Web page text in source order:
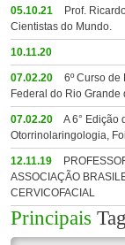
05.10.21
Prof.
Cientistas do Mundo.
10.11.20
07.02.20
6º Curso
Federal do Rio Grande
07.02.20
A 6° Edição
Otorrinolaringologia,
12.11.19
ASSOCIAÇÃO
CERVICOFACIAL
Principais